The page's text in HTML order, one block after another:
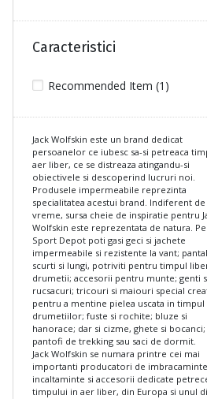
Caracteristici
Recommended Item (1)
Jack Wolfskin este un brand dedicat
persoanelor ce iubesc sa-si petreaca
aer liber, ce se distreaza atingandu-si
obiectivele si descoperind lucruri noi.
Produsele impermeabile reprezinta
specialitatea acestui brand. Indiferent de
vreme, sursa cheie de inspiratie pentru
Wolfskin este reprezentata de natura. Pe
Sport Depot poti gasi geci si jachete
impermeabile si rezistente la vant;
scurti si lungi, potriviti pentru timpul
drumetii; accesorii pentru munte; genti
rucsacuri; tricouri si maiouri special
pentru a mentine pielea uscata in timpul
drumetiilor; fuste si rochite; bluze si
hanorace; dar si cizme, ghete si bocanci;
pantofi de trekking sau saci de dormit.
Jack Wolfskin se numara printre cei mai
importanti producatori de
incaltaminte si accesorii dedicate
timpului in aer liber, din Europa si unul